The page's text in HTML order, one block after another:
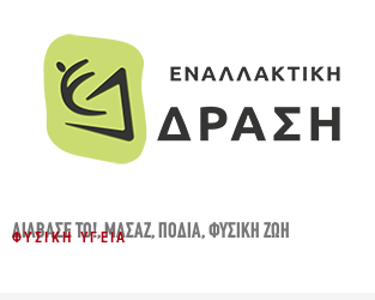
ΔΙΆΒΑΣΈ ΤΟ!,ΜΑΣΆΖ,ΠΌΔΙΑ,ΦΥΣΙΚΉ ΖΩΉ
ΦΥΣΙΚΉ ΥΓΕΊΑ